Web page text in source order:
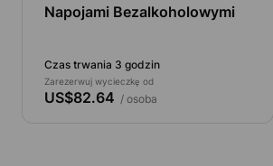
Napojami Bezalkoholowymi
Czas trwania 3 godzin
Zarezerwuj wycieczkę od
US$82.64 / osoba